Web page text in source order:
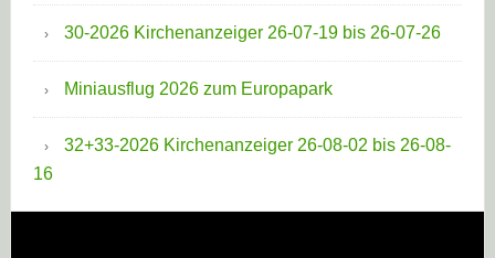
30-2026 Kirchenanzeiger 26-07-19 bis 26-07-26
Miniausflug 2026 zum Europapark
32+33-2026 Kirchenanzeiger 26-08-02 bis 26-08-
16